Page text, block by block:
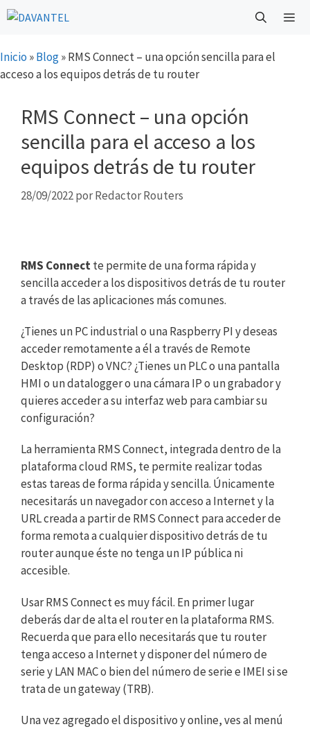
Saltar
al
Inicio »Blog»RMS Connect – una opción sencilla para el
acceso a los equipos detrás de tu router
RMS Connect – una opción
sencilla para el acceso a los
equipos detrás de tu router
28/09/2022porRedactor Routers
RMS Connectte permite de una forma rápida y
sencilla acceder a los dispositivos detrás de tu router
a través de las aplicaciones más comunes.
¿Tienes un PC industrial o una Raspberry PI y deseas
acceder remotamente a él a través de Remote
Desktop (RDP) o VNC? ¿Tienes un PLC o una pantalla
HMI o un datalogger o una cámara IP o un grabador y
quieres acceder a su interfaz web para cambiar su
configuración?
La herramienta RMS Connect, integrada dentro de la
plataforma cloud RMS, te permite realizar todas
estas tareas de forma rápida y sencilla. Únicamente
necesitarás un navegador con acceso a Internet y la
URL creada a partir de RMS Connect para acceder de
forma remota a cualquier dispositivo detrás de tu
router aunque éste no tenga un IP pública ni
accesible.
Usar RMS Connect es muy fácil. En primer lugar
deberás dar de alta el router en la plataforma RMS.
Recuerda que para ello necesitarás que tu router
tenga acceso a Internet y disponer del número de
serie y LAN MAC o bien del número de serie e IMEI si se
trata de un gateway (TRB).
Una vez agregado el dispositivo y online, ves al menú